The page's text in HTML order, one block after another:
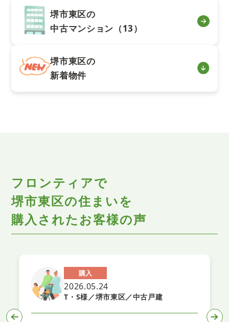
堺市東区の
中古マンション（13）
堺市東区の
新着物件
フロンティアで
堺市東区の住まいを
購入されたお客様の声